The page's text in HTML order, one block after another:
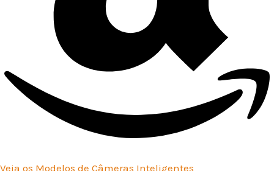
Veja os Modelos de Câmeras Inteligentes